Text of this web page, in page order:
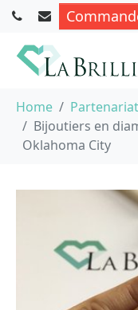
Home Partenariat
Bijoutiers en
Oklahoma City